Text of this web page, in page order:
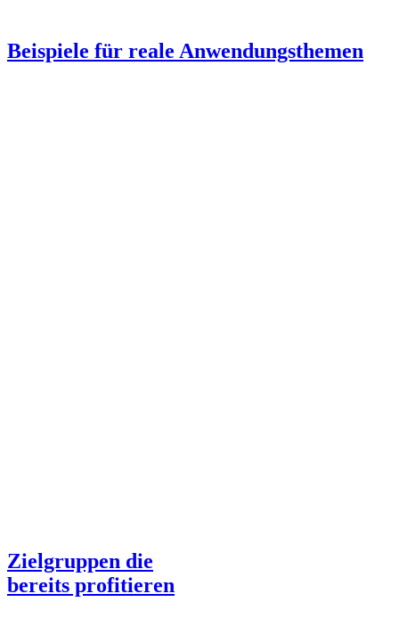
Beispiele für reale Anwendungsthemen
Zielgruppen die
bereits profitieren